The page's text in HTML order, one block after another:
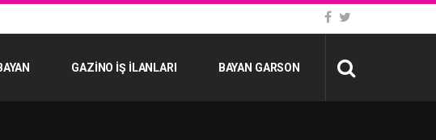
GAZINO İŞ İLANLARI BAYAN GARSON